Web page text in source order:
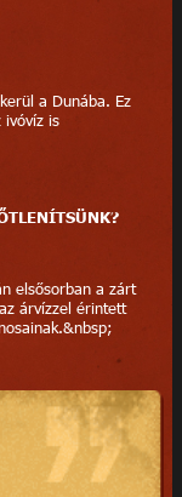
a Dunába. Ez
ivóvíz is
elsősorban a zárt
árvízzel érintett